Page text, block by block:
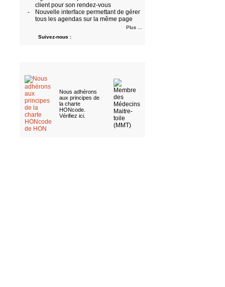
client pour son rendez-vous
-
Nouvelle interface permettant de gérer
tous les agendas sur la même page
Plus ...
Suivez-nous :
Nous adhérons
aux principes de
la charte
HONcode.
Vérifiez ici.